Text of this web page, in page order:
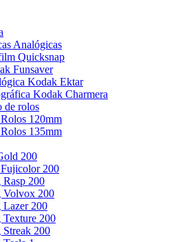
Analógicas
Quicksnap
Funsaver
Kodak Ektar
Kodak Charmera
de rolos
120mm
135mm
200
200
200
Volvox 200
200
200
200